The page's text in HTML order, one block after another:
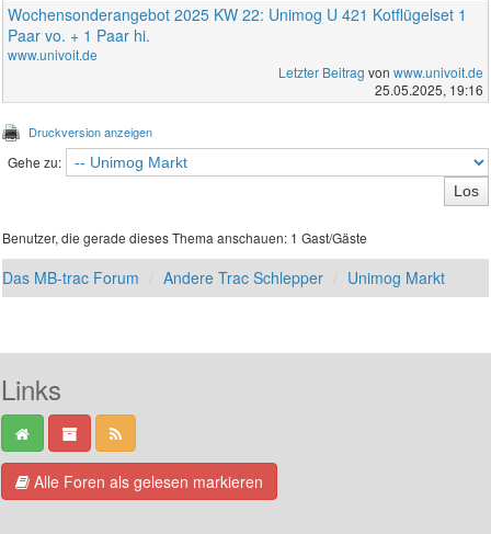
Wochensonderangebot 2025 KW 22: Unimog U 421 Kotflügelset 1
Paar vo. + 1 Paar hi.
www.univoit.de
Letzter Beitrag von www.univoit.de
25.05.2025, 19:16
Druckversion anzeigen
Gehe zu:
Benutzer, die gerade dieses Thema anschauen: 1 Gast/Gäste
Das MB-trac Forum Andere Trac Schlepper Unimog Markt
Links
Alle Foren als gelesen markieren